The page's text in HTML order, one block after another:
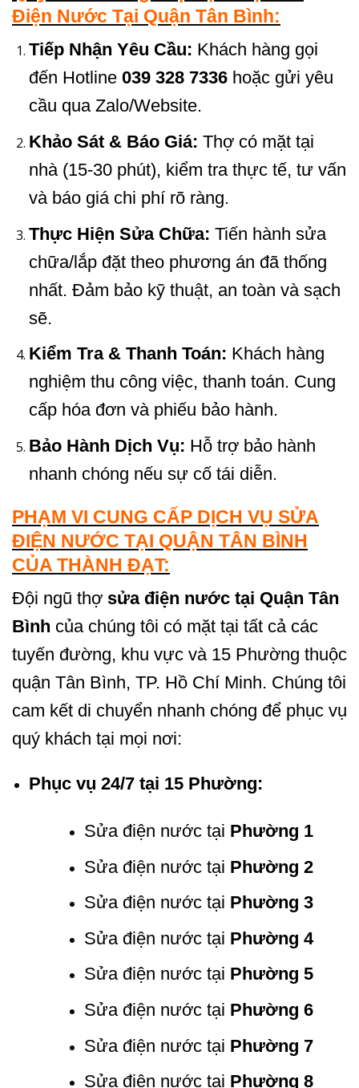
Điện Nước Tại Quận Tân Bình:
Tiếp Nhận Yêu Cầu: Khách hàng gọi
đến Hotline 039 328 7336hoặc gửi yêu
cầu qua Zalo/Website.
Khảo Sát & Báo Giá: Thợ có mặt tại
nhà (15-30 phút), kiểm tra thực tế, tư vấn
và báo giá chi phí rõ ràng.
Thực Hiện Sửa Chữa: Tiến hành sửa
chữa/lắp đặt theo phương án đã thống
nhất. Đảm bảo kỹ thuật, an toàn và sạch
sẽ.
Kiểm Tra & Thanh Toán: Khách hàng
nghiệm thu công việc, thanh toán. Cung
cấp hóa đơn và phiếu bảo hành.
Bảo Hành Dịch Vụ: Hỗ trợ bảo hành
nhanh chóng nếu sự cố tái diễn.
PHẠM VI CUNG CẤP DỊCH VỤ SỬA
ĐIỆN NƯỚC TẠI QUẬN TÂN BÌNH
CỦA THÀNH ĐẠT:
Đội ngũ thợ sửa điện nước tại Quận Tân
Bình của chúng tôi có mặt tại tất cả các
tuyến đường, khu vực và 15 Phường thuộc
quận Tân Bình, TP. Hồ Chí Minh. Chúng tôi
cam kết di chuyển nhanh chóng để phục vụ
quý khách tại mọi nơi:
Phục vụ 24/7 tại 15 Phường:
Sửa điện nước tại Phường 1
Sửa điện nước tại Phường 2
Sửa điện nước tại Phường 3
Sửa điện nước tại Phường 4
Sửa điện nước tại Phường 5
Sửa điện nước tại Phường 6
Sửa điện nước tại Phường 7
Sửa điện nước tại Phường 8